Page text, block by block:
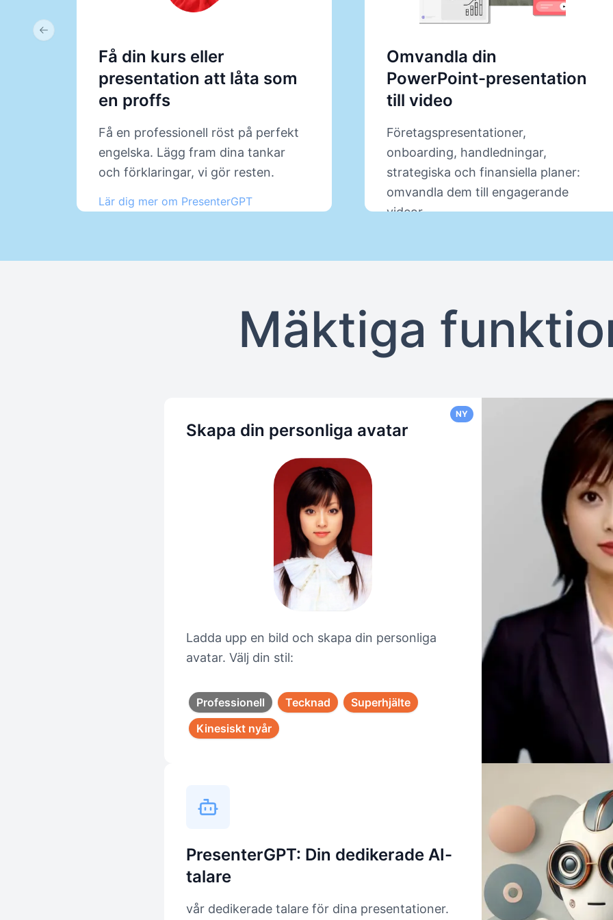
Få din kurs eller
presentation att låta som
en proffs
Få en professionell röst på perfekt
engelska. Lägg fram dina tankar
och förklaringar, vi gör resten.
Lär dig mer om PresenterGPT
Omvandla din
PowerPoint-presentation
till video
Företagspresentationer,
onboarding, handledningar,
strategiska och finansiella planer:
omvandla dem till engagerande
videor
Previous slide
Mäktiga
NY
Skapa din personliga avatar
Ladda upp en bild och skapa din personliga
avatar. Välj din stil:
Professionell Tecknad
Superhjälte
Kinesiskt nyår
PresenterGPT: Din dedikerade AI-
talare
vår dedikerade talare för dina presentationer.